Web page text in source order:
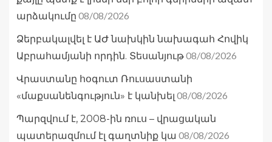
արձակումը 08/08/2026
Ձերբակալվել է ԱԺ նախկին նախագահ Հովիկ
Աբրահամյանի որդին. Տեսանյութ08/08/2026
Վրաստանը հօգուտ Ռուսաստանի
«մաքսանենգություն» է կանխել 08/08/2026
Պարզվում է, 2008-ին ռուս – վրացական
պատերազմում էլ գաղտնիք կա 08/08/2026